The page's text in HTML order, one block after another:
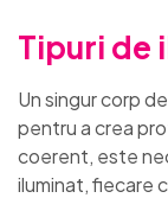
Tipuri de
Un singur corp
pentru a crea
coerent, este
iluminat, fiecare